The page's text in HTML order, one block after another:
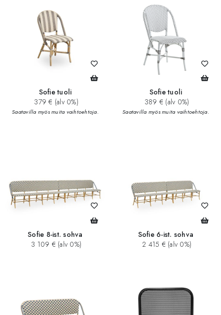
Sofie tuoli
379 € (alv 0%)
Saatavilla myös muita vaihtoehtoja.
Sofie tuoli
389 € (alv 0%)
Saatavilla myös muita vaihtoehtoja.
Sofie 8-ist. sohva
3 109 € (alv 0%)
Sofie 6-ist. sohva
2 415 € (alv 0%)